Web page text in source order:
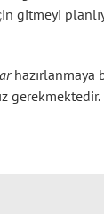
gitmeyi
hazırlanmaya
gerekmektedir.